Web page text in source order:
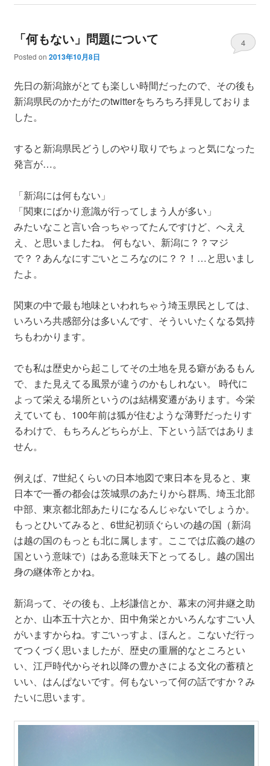
「何もない」問題について
Posted on 2013年10月8日
4
先日の新潟旅がとても楽しい時間だったので、その後も
新潟県民のかたがたのtwitterをちろちろ拝見しておりま
した。
すると新潟県民どうしのやり取りでちょっと気になった
発言が…。
「新潟には何もない」
「関東にばかり意識が行ってしまう人が多い」
みたいなこと言い合っちゃってたんですけど、へええ
え、と思いましたね。 何もない、新潟に？？マジ
で？？あんなにすごいところなのに？？！…と思いまし
たよ。
関東の中で最も地味といわれちゃう埼玉県民としては、
いろいろ共感部分は多いんです、そういいたくなる気持
ちもわかります。
でも私は歴史から起こしてその土地を見る癖があるもん
で、また見えてる風景が違うのかもしれない。 時代に
よって栄える場所というのは結構変遷があります。今栄
えていても、100年前は狐が住むような薄野だったりす
るわけで、もちろんどちらが上、下という話ではありま
せん。
例えば、7世紀くらいの日本地図で東日本を見ると、東
日本で一番の都会は茨城県のあたりから群馬、埼玉北部
中部、東京都北部あたりになるんじゃないでしょうか。
もっとひいてみると、6世紀初頭ぐらいの越の国（新潟
は越の国のもっとも北に属します。ここでは広義の越の
国という意味で）はある意味天下とってるし。越の国出
身の継体帝とかね。
新潟って、その後も、上杉謙信とか、幕末の河井継之助
とか、山本五十六とか、田中角栄とかいろんなすごい人
がいますからね。すごいっすよ、ほんと。こないだ行っ
てつくづく思いましたが、歴史の重層的なところとい
い、江戸時代からそれ以降の豊かさによる文化の蓄積と
いい、はんぱないです。何もないって何の話ですか？み
たいに思います。